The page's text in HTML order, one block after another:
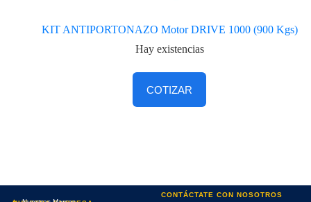
KIT ANTIPORTONAZO Motor DRIVE 1000 (900 Kgs)
Hay existencias
COTIZAR
CONTÁCTATE CON NOSOTROS